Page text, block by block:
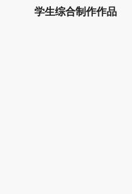
学生综合制作作品